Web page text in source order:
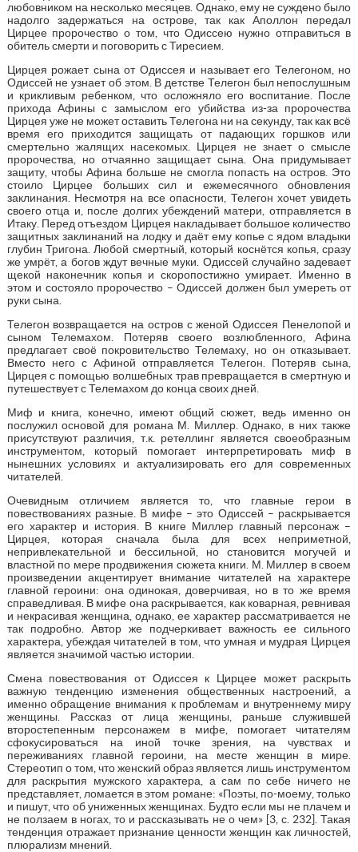
любовником на несколько месяцев. Однако, ему не суждено было
надолго задержаться на острове, так как Аполлон передал
Цирцее пророчество о том, что Одиссею нужно отправиться в
обитель смерти и поговорить с Тиресием.
Цирцея рожает сына от Одиссея и называет его Телегоном, но
Одиссей не узнает об этом. В детстве Телегон был непослушным
и крикливым ребенком, что осложняло его воспитание. После
прихода Афины с замыслом его убийства из-за пророчества
Цирцея уже не может оставить Телегона ни на секунду, так как всё
время его приходится защищать от падающих горшков или
смертельно жалящих насекомых. Цирцея не знает о смысле
пророчества, но отчаянно защищает сына. Она придумывает
защиту, чтобы Афина больше не смогла попасть на остров. Это
стоило Цирцее больших сил и ежемесячного обновления
заклинания. Несмотря на все опасности, Телегон хочет увидеть
своего отца и, после долгих убеждений матери, отправляется в
Итаку. Перед отъездом Цирцея накладывает большое количество
защитных заклинаний на лодку и даёт ему копье с ядом владыки
глубин Тригона. Любой смертный, который коснётся копья, сразу
же умрёт, а богов ждут вечные муки. Одиссей случайно задевает
щекой наконечник копья и скоропостижно умирает. Именно в
этом и состояло пророчество – Одиссей должен был умереть от
руки сына.
Телегон возвращается на остров с женой Одиссея Пенелопой и
сыном Телемахом. Потеряв своего возлюбленного, Афина
предлагает своё покровительство Телемаху, но он отказывает.
Вместо него с Афиной отправляется Телегон. Потеряв сына,
Цирцея с помощью волшебных трав превращается в смертную и
путешествует с Телемахом до конца своих дней.
Миф и книга, конечно, имеют общий сюжет, ведь именно он
послужил основой для романа М. Миллер. Однако, в них также
присутствуют различия, т.к. ретеллинг является своеобразным
инструментом, который помогает интерпретировать миф в
нынешних условиях и актуализировать его для современных
читателей.
Очевидным отличием является то, что главные герои в
повествованиях разные. В мифе – это Одиссей – раскрывается
его характер и история. В книге Миллер главный персонаж –
Цирцея, которая сначала была для всех неприметной,
непривлекательной и бессильной, но становится могучей и
властной по мере продвижения сюжета книги. М. Миллер в своем
произведении акцентирует внимание читателей на характере
главной героини: она одинокая, доверчивая, но в то же время
справедливая. В мифе она раскрывается, как коварная, ревнивая
и некрасивая женщина, однако, ее характер рассматривается не
так подробно. Автор же подчеркивает важность ее сильного
характера, убеждая читателей в том, что умная и мудрая Цирцея
является значимой частью истории.
Смена повествования от Одиссея к Цирцее может раскрыть
важную тенденцию изменения общественных настроений, а
именно обращение внимания к проблемам и внутреннему миру
женщины. Рассказ от лица женщины, раньше служившей
второстепенным персонажем в мифе, помогает читателям
сфокусироваться на иной точке зрения, на чувствах и
переживаниях главной героини, на месте женщин в мире.
Стереотип о том, что женский образ является лишь инструментом
для раскрытия мужского характера, а сам по себе ничего не
представляет, ломается в этом романе: «Поэты, по-моему, только
и пишут, что об униженных женщинах. Будто если мы не плачем и
не ползаем в ногах, то и рассказывать не о чем» [3, с. 232]. Такая
тенденция отражает признание ценности женщин как личностей,
плюрализм мнений.